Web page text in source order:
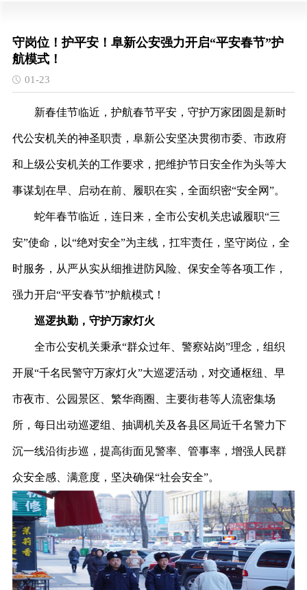
守岗位！护平安！阜新公安强力开启“平安春节”护
航模式！
01-23
新春佳节临近，护航春节平安，守护万家团圆是新时
代公安机关的神圣职责，阜新公安坚决贯彻市委、市政府
和上级公安机关的工作要求，把维护节日安全作为头等大
事谋划在早、启动在前、履职在实，全面织密“安全网”。
蛇年春节临近，连日来，全市公安机关忠诚履职“三
安”使命，以“绝对安全”为主线，扛牢责任，坚守岗位，全
时服务，从严从实从细推进防风险、保安全等各项工作，
强力开启“平安春节”护航模式！
巡逻执勤，守护万家灯火
全市公安机关秉承“群众过年、警察站岗”理念，组织
开展“千名民警守万家灯火”大巡逻活动，对交通枢纽、早
市夜市、公园景区、繁华商圈、主要街巷等人流密集场
所，每日出动巡逻组、抽调机关及各县区局近千名警力下
沉一线沿街步巡，提高街面见警率、管事率，增强人民群
众安全感、满意度，坚决确保“社会安全”。